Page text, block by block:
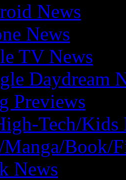
News
News
TV News
Daydream
Previews
Tech/Kids
Book/
News